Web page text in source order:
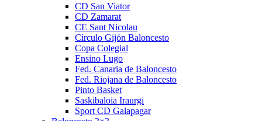
CD San Viator
CD Zamarat
CE Sant Nicolau
Círculo Gijón Baloncesto
Copa Colegial
Ensino Lugo
Fed. Canaria de Baloncesto
Fed. Riojana de Baloncesto
Pinto Basket
Saskibaloia Iraurgi
Sport CD Galapagar